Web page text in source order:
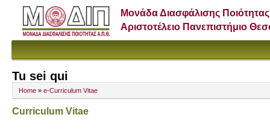
Μονάδα Διασφάλισης Ποιότητας
Αριστοτέλειο Πανεπιστήμιο
Tu sei qui
Home » e-Curriculum Vitae
Curriculum Vitae